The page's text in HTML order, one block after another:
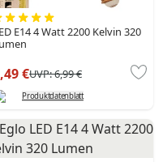
E14 4 Watt 2200 Kelvin 320
€UVP:6,99 €
Produktdatenblatt